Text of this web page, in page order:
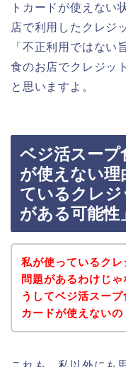
トカードが使えない
店で利用したクレジ
「不正利用ではない
食のお店でクレジッ
と思いますよ。
ベジ活スープ
が使えない理
ているクレ
がある可能性
私が使っているク
問題があるわけじ
うしてベジ活スー
カードが使えないの